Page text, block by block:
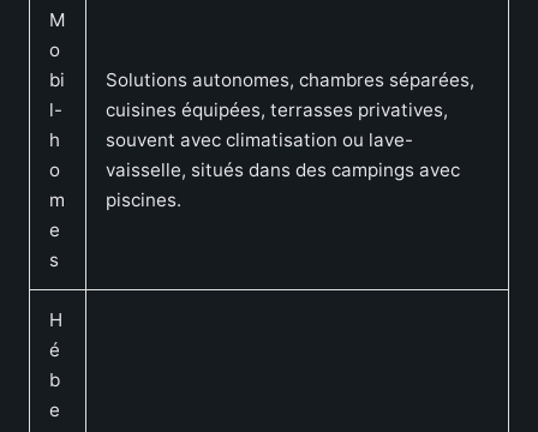
M
o
bi
l-
h
o
m
e
s
Solutions autonomes, chambres séparées,
cuisines équipées, terrasses privatives,
souvent avec climatisation ou lave-
vaisselle, situés dans des campings avec
piscines.
H
é
b
e